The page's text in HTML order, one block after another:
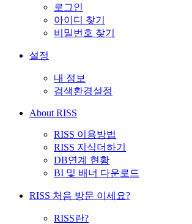
로그인
아이디 찾기
비밀번호 찾기
설정
내 정보
검색환경설정
About RISS
RISS 이용방법
RISS 지식더하기
DB연계 현황
BI 및 배너 다운로드
RISS 처음 방문 이세요?
RISS란?